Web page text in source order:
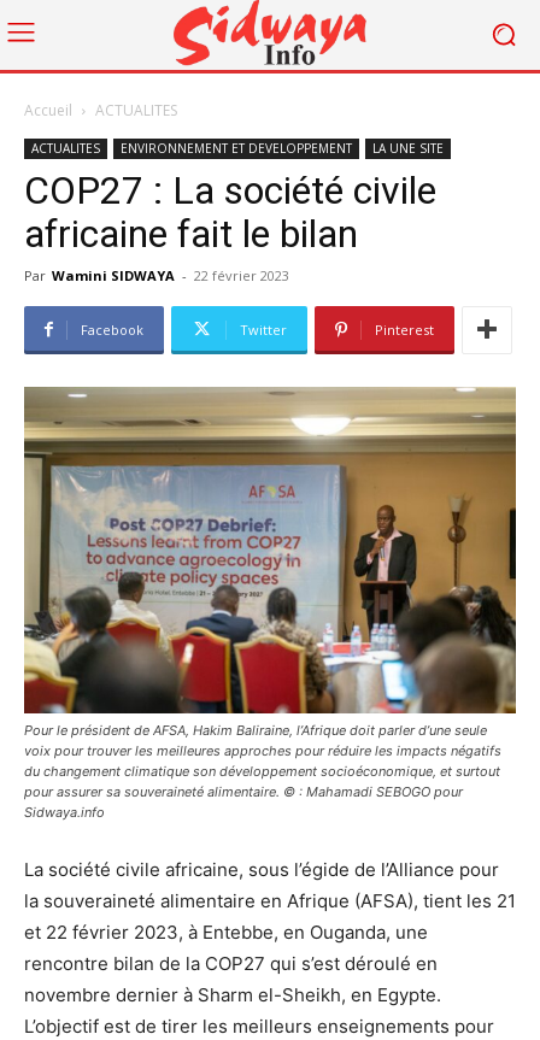
Accueil ACTUALITES
ACTUALITES ENVIRONNEMENT ET DEVELOPPEMENT LA UNE SITE
COP27 : La société civile
africaine fait le bilan
Par Wamini SIDWAYA - 22 février 2023
Facebook Twitter Pinterest
Pour le président de AFSA, Hakim Baliraine, l’Afrique doit parler d’une seule
voix pour trouver les meilleures approches pour réduire les impacts négatifs
du changement climatique son développement socioéconomique, et surtout
pour assurer sa souveraineté alimentaire. © : Mahamadi SEBOGO pour
Sidwaya.info
La société civile africaine, sous l’égide de l’Alliance pour
la souveraineté alimentaire en Afrique (AFSA), tient les 21
et 22 février 2023, à Entebbe, en Ouganda, une
rencontre bilan de la COP27 qui s’est déroulé en
novembre dernier à Sharm el-Sheikh, en Egypte.
L’objectif est de tirer les meilleurs enseignements pour